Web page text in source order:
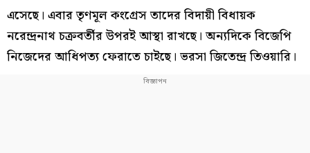
এসেছে। এবার তৃণমূল কংগ্রেস তাদের বিদায়ী বিধায়ক
নরেন্দ্রনাথ চক্রবর্তীর উপরই আস্থা রাখছে। অন্যদিকে বিজেপি
নিজেদের আধিপত্য ফেরাতে চাইছে। ভরসা জিতেন্দ্র তিওয়ারি।